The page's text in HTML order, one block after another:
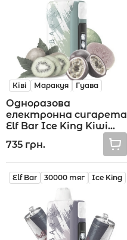
Ківі Маракуя Гуава
Одноразова
електронна сигарета
Elf Bar Ice King Kiwi
Passion Fruit Guava
30000 тяг
735 грн.
Elf Bar 30000 тяг Ice King